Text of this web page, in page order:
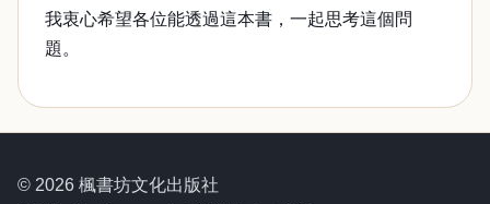
我衷心希望各位能透過這本書，一起思考這個問
題。
© 2026 楓書坊文化出版社